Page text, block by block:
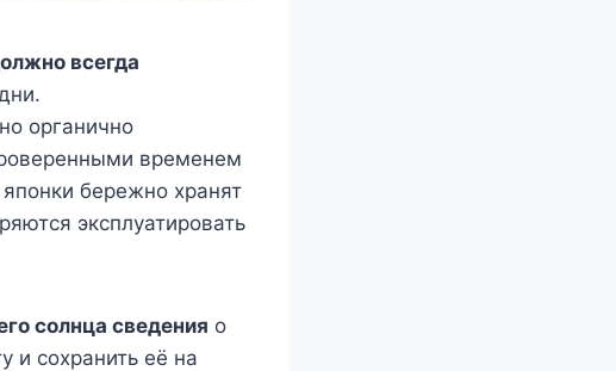
всегда
органично
временем
бережно хранят
эксплуатировать
солнца сведения о
и сохранить её на